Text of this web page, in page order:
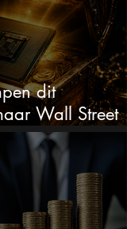
dit
Wall Street
koopkans